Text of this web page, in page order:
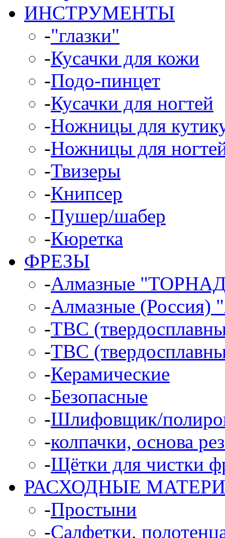
ИНСТРУМЕНТЫ
-"глазки"
-Кусачки для кожи
-Подо-пинцет
-Кусачки для ногтей
-Ножницы для
-Ножницы для
-Твизеры
-Книпсер
-Пушер/шабер
-Кюретка
ФРЕЗЫ
-Алмазные
-Алмазные (Россия)
-ТВС
-ТВС
-Керамические
-Безопасные
-Шлифовщик/
-колпачки, основа
-Щётки для чистки
РАСХОДНЫЕ
-Простыни
-Салфетки,